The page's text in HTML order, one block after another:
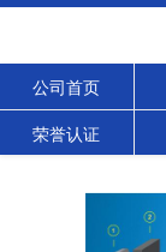
公司首页
荣誉认证